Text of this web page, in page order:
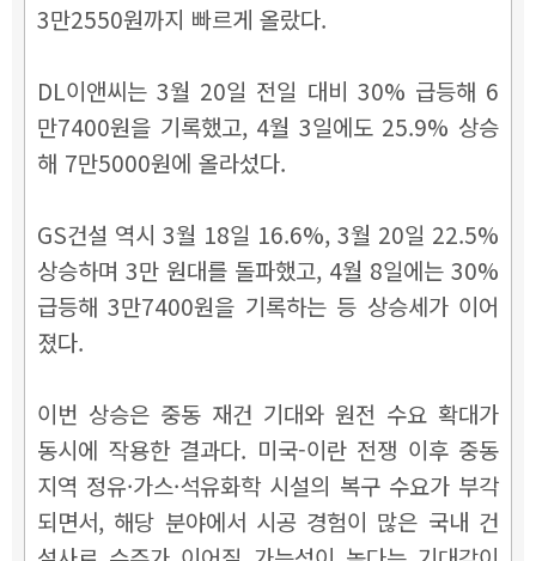
3만2550원까지 빠르게 올랐다.
DL이앤씨는 3월 20일 전일 대비 30% 급등해 6
만7400원을 기록했고, 4월 3일에도 25.9% 상승
해 7만5000원에 올라섰다.
GS건설 역시 3월 18일 16.6%, 3월 20일 22.5%
상승하며 3만 원대를 돌파했고, 4월 8일에는 30%
급등해 3만7400원을 기록하는 등 상승세가 이어
졌다.
이번 상승은 중동 재건 기대와 원전 수요 확대가
동시에 작용한 결과다. 미국-이란 전쟁 이후 중동
지역 정유·가스·석유화학 시설의 복구 수요가 부각
되면서, 해당 분야에서 시공 경험이 많은 국내 건